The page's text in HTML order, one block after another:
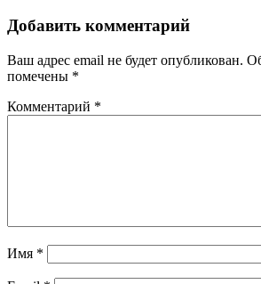
Добавить комментарий
Ваш адрес email не будет опубликован.
помечены *
Комментарий *
Имя *